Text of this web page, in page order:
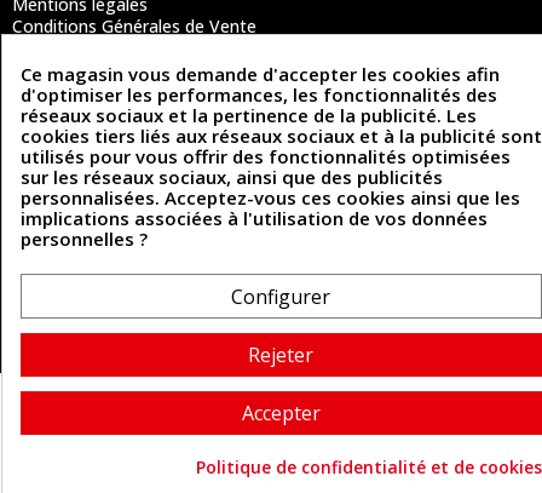
Conditions Générales de Vente
Politique des cookies
Contactez-nous
Coordonnées
493 Chemin de Catougnac
81300 Graulhet
05 63 34 51 88
Cuirenstock © 2026 - Une création Quatrys 💙
Ce magasin vous demande d'accepter les cookies afin
d'optimiser les performances, les fonctionnalités des
réseaux sociaux et la pertinence de la publicité. Les
cookies tiers liés aux réseaux sociaux et à la publicité sont
utilisés pour vous offrir des fonctionnalités optimisées
sur les réseaux sociaux, ainsi que des publicités
personnalisées. Acceptez-vous ces cookies ainsi que les
implications associées à l'utilisation de vos données
personnelles ?
Configurer
Rejeter
Accepter
Politique de confidentialité et de cookies